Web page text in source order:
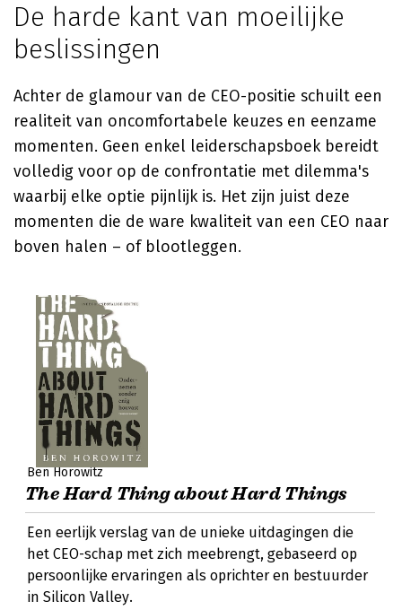
De harde kant van moeilijke
beslissingen
Achter de glamour van de CEO-positie schuilt een
realiteit van oncomfortabele keuzes en eenzame
momenten. Geen enkel leiderschapsboek bereidt
volledig voor op de confrontatie met dilemma's
waarbij elke optie pijnlijk is. Het zijn juist deze
momenten die de ware kwaliteit van een CEO naar
boven halen – of blootleggen.
Ben Horowitz
The Hard Thing about Hard Things
Een eerlijk verslag van de unieke uitdagingen die
het CEO-schap met zich meebrengt, gebaseerd op
persoonlijke ervaringen als oprichter en bestuurder
in Silicon Valley.